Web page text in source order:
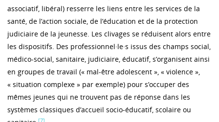
associatif, libéral) resserre les liens entre les services de la
santé, de l’action sociale, de l’éducation et de la protection
judiciaire de la jeunesse. Les clivages se réduisent alors entre
les dispositifs. Des professionnel·le·s issus des champs social,
médico-social, sanitaire, judiciaire, éducatif, s’organisent ainsi
en groupes de travail (« mal-être adolescent », « violence »,
« situation complexe » par exemple) pour s’occuper des
mêmes jeunes qui ne trouvent pas de réponse dans les
systèmes classiques d’accueil socio-éducatif, scolaire ou
[7]